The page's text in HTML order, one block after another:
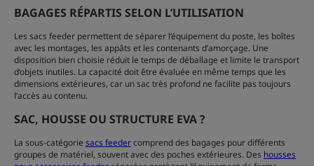
BAGAGES RÉPARTIS SELON L’UTILISATION
Les sacs feeder permettent de séparer l’équipement du poste, les boîtes
avec les montages, les appâts et les contenants d’amorçage. Une
disposition bien choisie réduit le temps de déballage et limite le transport
d’objets inutiles. La capacité doit être évaluée en même temps que les
dimensions extérieures, car un sac très profond ne facilite pas toujours
l’accès au contenu.
SAC, HOUSSE OU STRUCTURE EVA ?
La sous-catégorie sacs feedercomprend des bagages pour différents
groupes de matériel, souvent avec des poches extérieures. Des housses